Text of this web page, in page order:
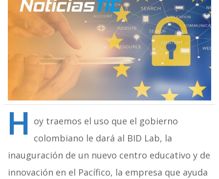
H oy traemos el uso que el gobierno
colombiano le dará al BID Lab, la
inauguración de un nuevo centro educativo y de
innovación en el Pacífico, la empresa que ayuda